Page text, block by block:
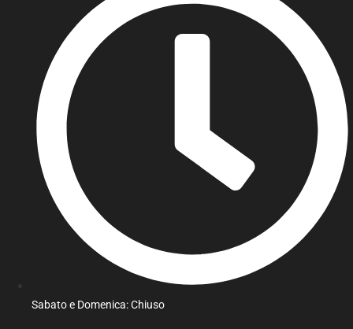
Sabato e Domenica: Chiuso